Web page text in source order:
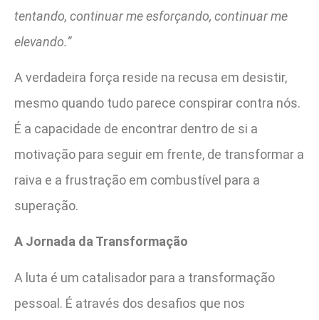
tentando, continuar me esforçando, continuar me
elevando.”
A verdadeira força reside na recusa em desistir,
mesmo quando tudo parece conspirar contra nós.
É a capacidade de encontrar dentro de si a
motivação para seguir em frente, de transformar a
raiva e a frustração em combustível para a
superação.
A Jornada da Transformação
A luta é um catalisador para a transformação
pessoal. É através dos desafios que nos